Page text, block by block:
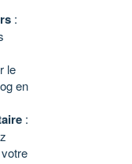
:
le
en
: